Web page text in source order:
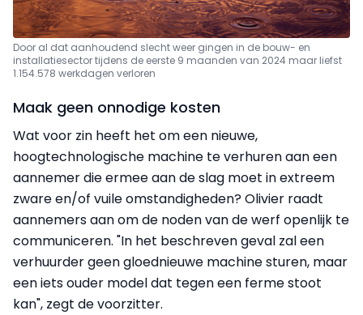
Door al dat aanhoudend slecht weer gingen in de bouw- en
installatiesector tijdens de eerste 9 maanden van 2024 maar liefst
1.154.578 werkdagen verloren
Maak geen onnodige kosten
Wat voor zin heeft het om een nieuwe,
hoogtechnologische machine te verhuren aan een
aannemer die ermee aan de slag moet in extreem
zware en/of vuile omstandigheden? Olivier raadt
aannemers aan om de noden van de werf openlijk te
communiceren. "In het beschreven geval zal een
verhuurder geen gloednieuwe machine sturen, maar
een iets ouder model dat tegen een ferme stoot
kan", zegt de voorzitter.